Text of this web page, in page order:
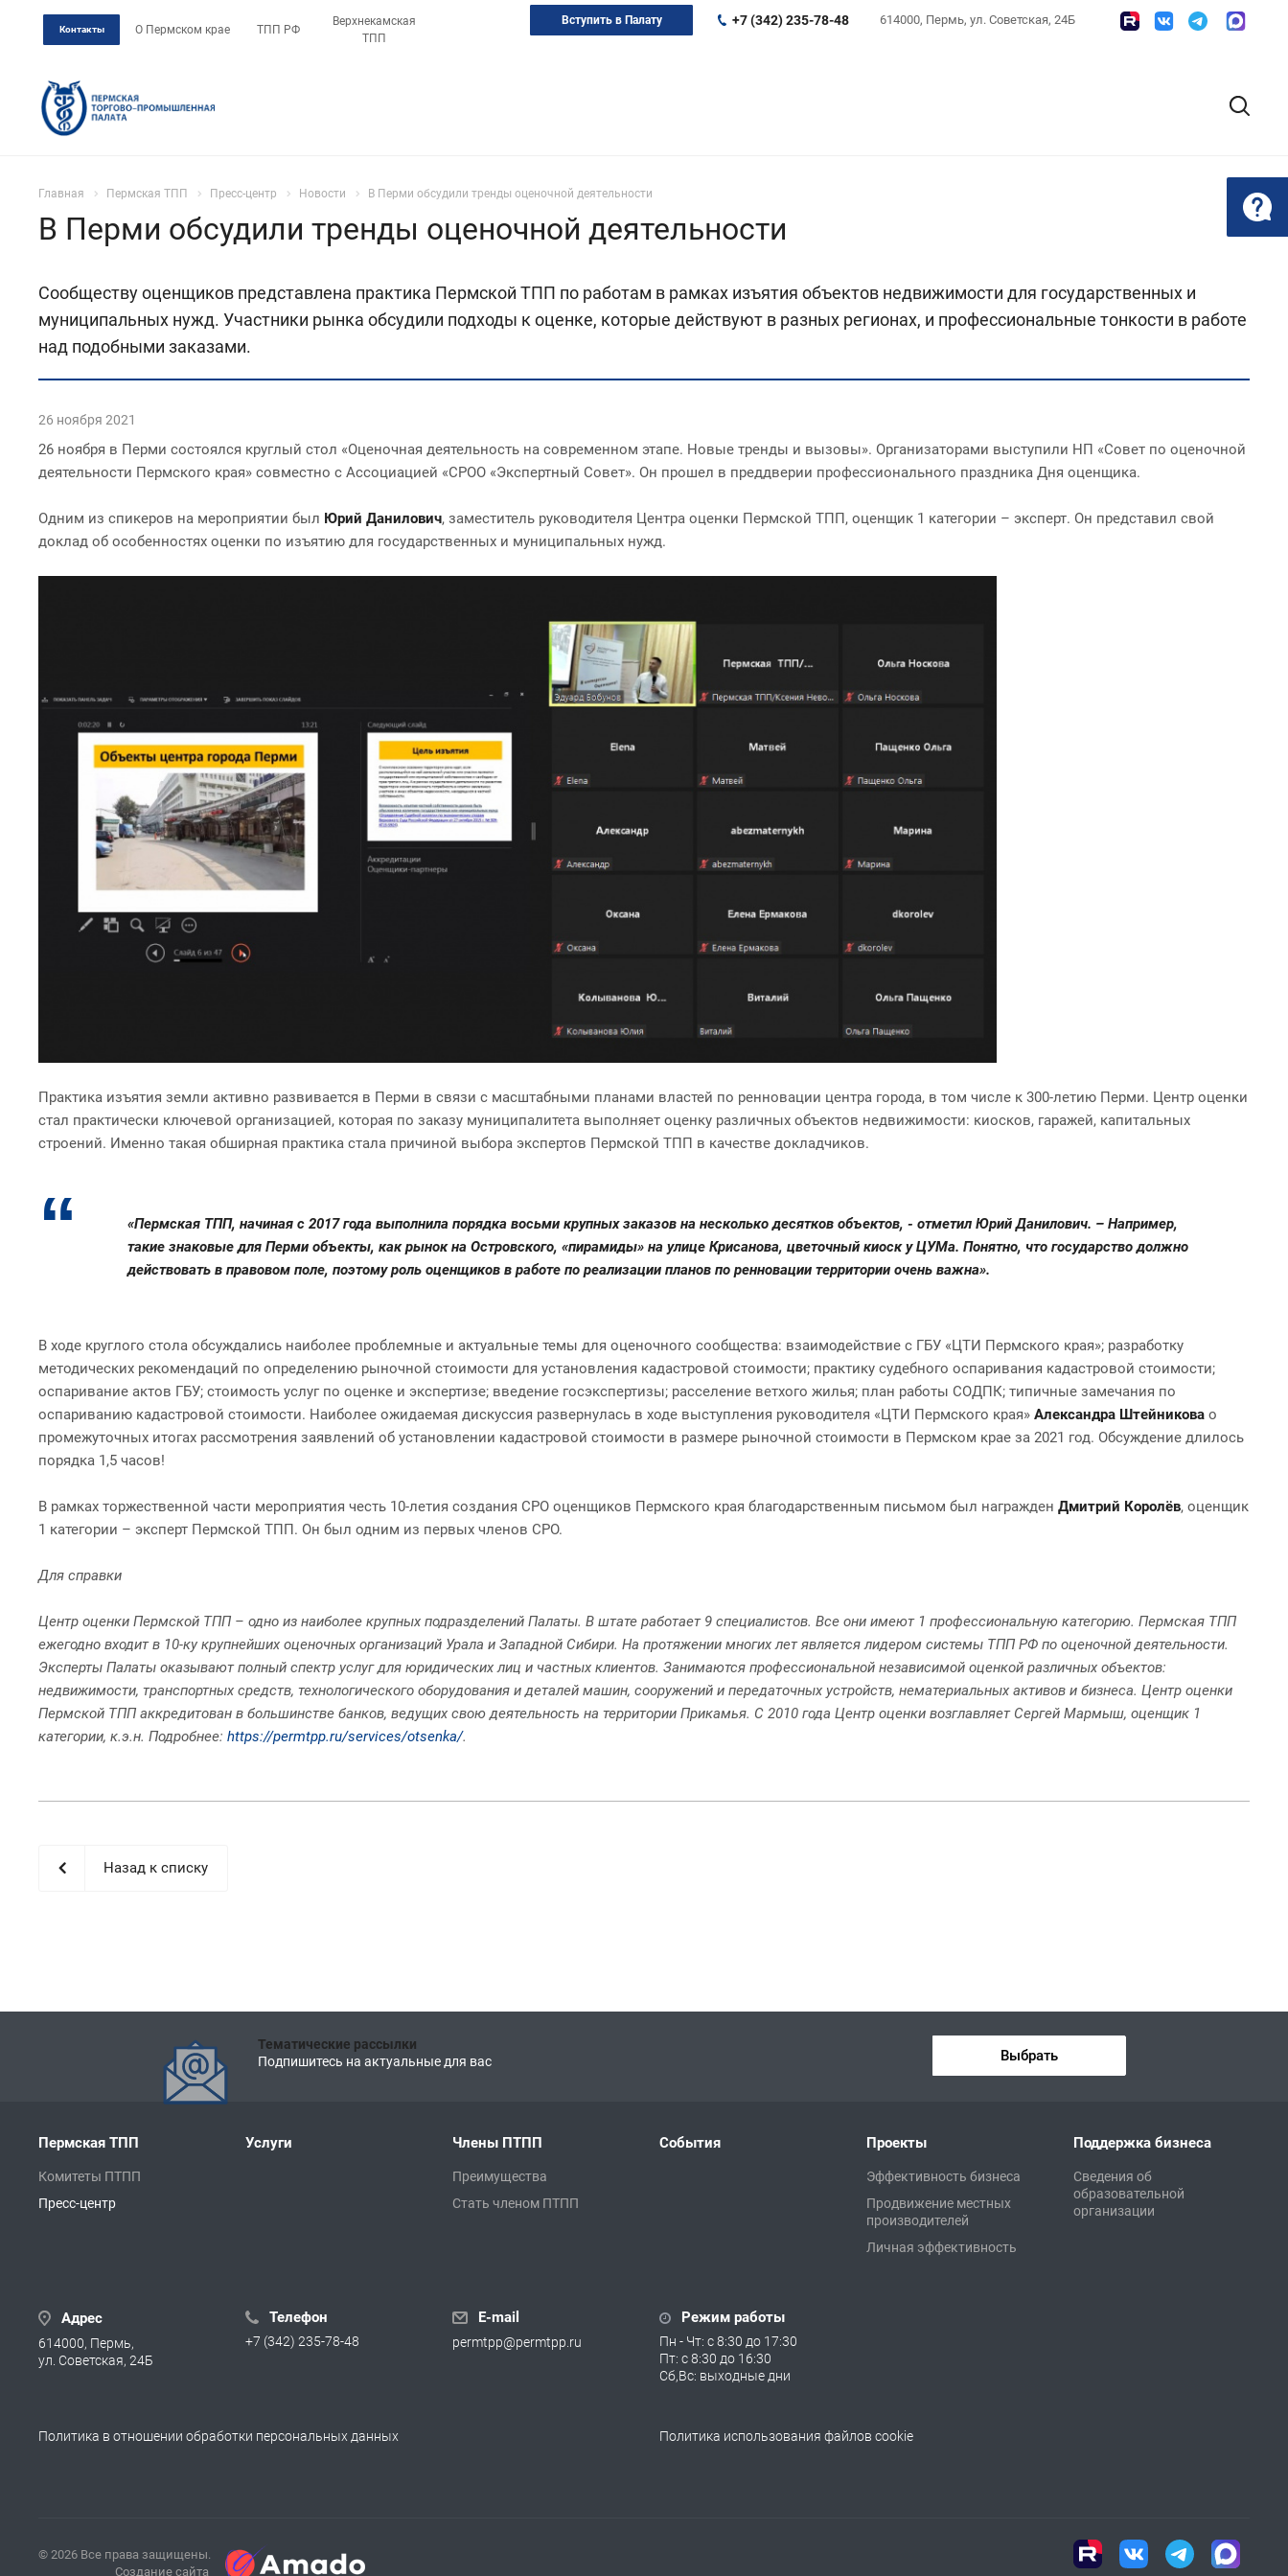
Контакты О Пермском крае ТПП РФ
Верхнекамская
ТПП
614000, Пермь, ул. Советская, 24Б
+7 (342) 235-78-48
Вступить в Палату
Главная Пермская ТПП Пресс-центр Новости В Перми обсудили тренды оценочной деятельности
В Перми обсудили тренды оценочной деятельности
Сообществу оценщиков представлена практика Пермской ТПП по работам в рамках изъятия объектов недвижимости для государственных и
муниципальных нужд. Участники рынка обсудили подходы к оценке, которые действуют в разных регионах, и профессиональные тонкости в работе
над подобными заказами.
26 ноября 2021
26 ноября в Перми состоялся круглый стол «Оценочная деятельность на современном этапе. Новые тренды и вызовы». Организаторами выступили НП «Совет по оценочной
деятельности Пермского края» совместно с Ассоциацией «СРОО «Экспертный Совет». Он прошел в преддверии профессионального праздника Дня оценщика.
Одним из спикеров на мероприятии был Юрий Данилович, заместитель руководителя Центра оценки Пермской ТПП, оценщик 1 категории – эксперт. Он представил свой
доклад об особенностях оценки по изъятию для государственных и муниципальных нужд.
Практика изъятия земли активно развивается в Перми в связи с масштабными планами властей по ренновации центра города, в том числе к 300-летию Перми. Центр оценки
стал практически ключевой организацией, которая по заказу муниципалитета выполняет оценку различных объектов недвижимости: киосков, гаражей, капитальных
строений. Именно такая обширная практика стала причиной выбора экспертов Пермской ТПП в качестве докладчиков.
«Пермская ТПП, начиная с 2017 года выполнила порядка восьми крупных заказов на несколько десятков объектов, - отметил Юрий Данилович. – Например,
такие знаковые для Перми объекты, как рынок на Островского, «пирамиды» на улице Крисанова, цветочный киоск у ЦУМа. Понятно, что государство должно
действовать в правовом поле, поэтому роль оценщиков в работе по реализации планов по ренновации территории очень важна».
В ходе круглого стола обсуждались наиболее проблемные и актуальные темы для оценочного сообщества: взаимодействие с ГБУ «ЦТИ Пермского края»; разработку
методических рекомендаций по определению рыночной стоимости для установления кадастровой стоимости; практику судебного оспаривания кадастровой стоимости;
оспаривание актов ГБУ; стоимость услуг по оценке и экспертизе; введение госэкспертизы; расселение ветхого жилья; план работы СОДПК; типичные замечания по
оспариванию кадастровой стоимости. Наиболее ожидаемая дискуссия развернулась в ходе выступления руководителя «ЦТИ Пермского края» Александра Штейникова о
промежуточных итогах рассмотрения заявлений об установлении кадастровой стоимости в размере рыночной стоимости в Пермском крае за 2021 год. Обсуждение длилось
порядка 1,5 часов!
В рамках торжественной части мероприятия честь 10-летия создания СРО оценщиков Пермского края благодарственным письмом был награжден Дмитрий Королёв, оценщик
1 категории – эксперт Пермской ТПП. Он был одним из первых членов СРО.
Для справки
Центр оценки Пермской ТПП – одно из наиболее крупных подразделений Палаты. В штате работает 9 специалистов. Все они имеют 1 профессиональную категорию. Пермская ТПП
ежегодно входит в 10-ку крупнейших оценочных организаций Урала и Западной Сибири. На протяжении многих лет является лидером системы ТПП РФ по оценочной деятельности.
Эксперты Палаты оказывают полный спектр услуг для юридических лиц и частных клиентов. Занимаются профессиональной независимой оценкой различных объектов:
недвижимости, транспортных средств, технологического оборудования и деталей машин, сооружений и передаточных устройств, нематериальных активов и бизнеса. Центр оценки
Пермской ТПП аккредитован в большинстве банков, ведущих свою деятельность на территории Прикамья. С 2010 года Центр оценки возглавляет Сергей Мармыш, оценщик 1
категории, к.э.н. Подробнее: https://permtpp.ru/services/otsenka/.
Назад к списку
Тематические рассылки
Подпишитесь на актуальные для вас
Выбрать
Пермская ТПП
Комитеты ПТПП
Пресс-центр
Услуги Члены ПТПП
Преимущества
Стать членом ПТПП
События Проекты
Эффективность бизнеса
Продвижение местных
производителей
Личная эффективность
Поддержка бизнеса
Сведения об
образовательной
организации
Адрес
614000, Пермь,
ул. Советская, 24Б
Телефон
+7 (342) 235-78-48
E-mail
permtpp@permtpp.ru
Режим работы
Пн - Чт: с 8:30 до 17:30
Пт: с 8:30 до 16:30
Сб,Вс: выходные дни
Политика в отношении обработки персональных данных Политика использования файлов cookie
© 2026 Все права защищены.
Создание сайта